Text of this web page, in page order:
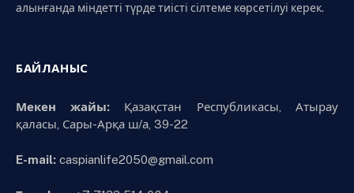
алынғанда міндетті түрде тиісті сілтеме көрсетілуі керек.
БАЙЛАНЫС
Мекен жайы:Қазақстан Республикасы, Атырау
қаласы, Сары-Арқа ш/а, 39-22
E-mail: caspianlife2050@gmail.com